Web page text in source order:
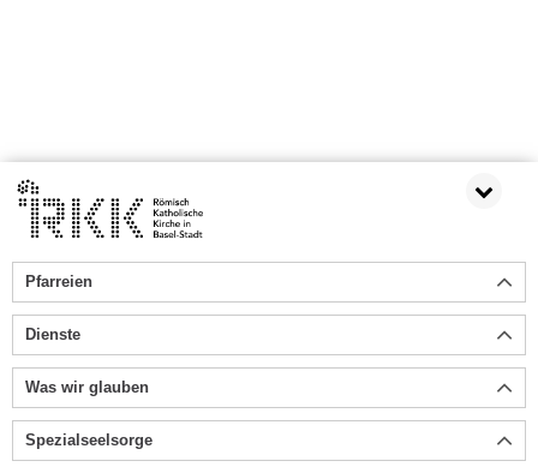
Pfarreien
Dienste
Was wir glauben
Spezialseelsorge